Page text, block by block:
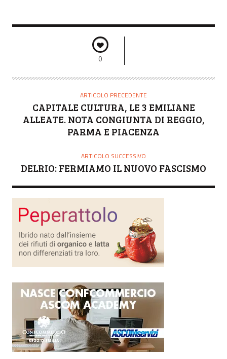
0
ARTICOLO PRECEDENTE
CAPITALE CULTURA, LE 3 EMILIANE
ALLEATE. NOTA CONGIUNTA DI REGGIO,
PARMA E PIACENZA
ARTICOLO SUCCESSIVO
DELRIO: FERMIAMO IL NUOVO FASCISMO